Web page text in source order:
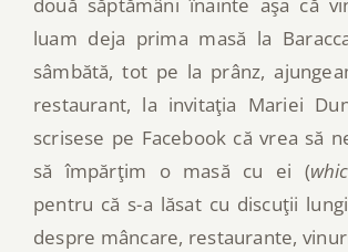
două săptămâni înainte aşa că
luam deja prima masă la
sâmbătă, tot pe la prânz,
restaurant, la invitaţia Mariei
scrisese pe Facebook că vrea să
să împărţim o masă cu ei (
pentru că s-a lăsat cu discuţii
despre mâncare, restaurante,